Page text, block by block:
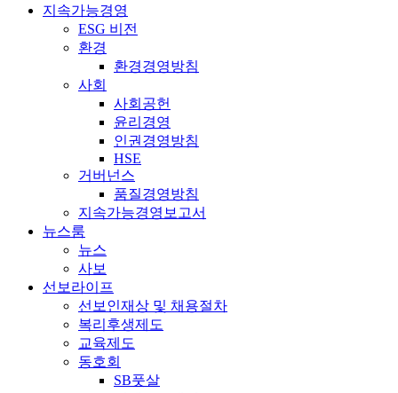
지속가능경영
ESG 비전
환경
환경경영방침
사회
사회공헌
윤리경영
인권경영방침
HSE
거버넌스
품질경영방침
지속가능경영보고서
뉴스룸
뉴스
사보
선보라이프
선보인재상 및 채용절차
복리후생제도
교육제도
동호회
SB풋살